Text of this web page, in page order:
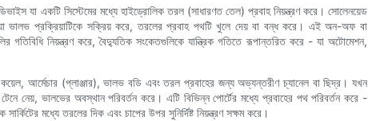
যা একটি সিস্টেমের মধ্যে হাইড্রোলিক তরল (সাধারণত তেল) প্রবাহ নিয়ন্ত্রণ করে। সোলেনয়েড
ভালভ প্রক্রিয়াটিকে সক্রিয় করে, তরলের প্রবাহ পথটি খুলে দেয় বা বন্ধ করে। এই অন-অফ বা
গতিবিধি নিয়ন্ত্রণ করে, বৈদ্যুতিক সংকেতগুলিকে যান্ত্রিক গতিতে রূপান্তরিত করে - যা অটোমেশন,
আর্মেচার (প্লাঞ্জার), ভালভ বডি এবং তরল প্রবাহের জন্য অভ্যন্তরীণ চ্যানেল বা ছিদ্র। যখন
নেয়, ভালভের অবস্থান পরিবর্তন করে। এটি বিভিন্ন পোর্টের মধ্যে প্রবাহের পথ পরিবর্তন করে -
মধ্যে তরলের দিক এবং চাপের উপর সুনির্দিষ্ট নিয়ন্ত্রণ সক্ষম করে।